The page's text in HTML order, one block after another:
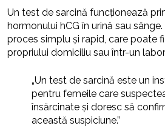
Un test de sarcină funcționează
hormonului hCG în urină sau
proces simplu și rapid, care poate
propriului domiciliu sau într-un
„Un test de sarcină este un
pentru femeile care
însărcinate și doresc să
această suspiciune.”